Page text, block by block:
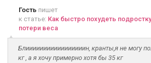
Гость пишет
к статье: Как быстро похудеть
потери веса
Блииииииииииииииииин, кранты,я не могу
кг , а я хочу примерно хотя бы 35 кг